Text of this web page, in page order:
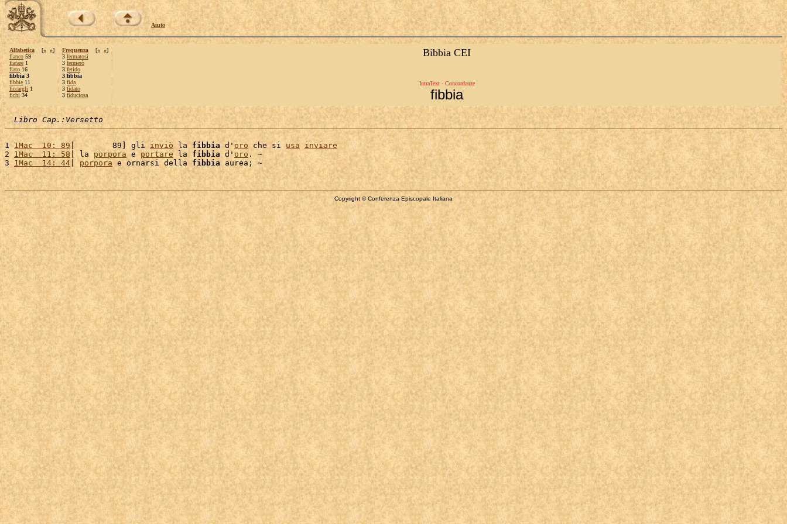
Aiuto
Alfabetica [« »]
fianco 59
fiatare 1
fiato 16
fibbia 3
fibbie 11
ficcargli 1
fichi 34
Frequenza [« »]
3 fermatosi
3 fermerò
3 fetido
3 fibbia
3 fida
3 fidato
3 fiduciosa
Bibbia CEI
IntraText - Concordanze
fibbia
Libro Cap.:Versetto
1 1Mac  10: 89|        89] gli inviò la fibbia d'oro che si usa
inviare
2 1Mac  11: 58 | la porpora e portare la fibbia d' oro. ~
3 1Mac  14: 44 | porpora e ornarsi della fibbia
Copyright © Conferenza Episcopale Italiana